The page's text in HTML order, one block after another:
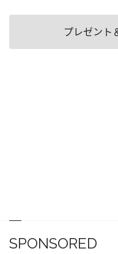
プレゼント
SPONSORED